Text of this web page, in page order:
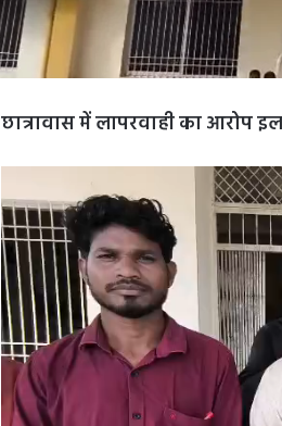
छात्रावास में लापरवाही का आरोप